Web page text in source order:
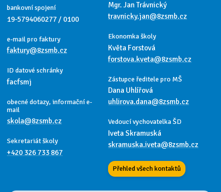
bankovní spojení
19-5794060277 / 0100
e-mail pro faktury
faktury@8zsmb.cz
ID datové schránky
facfsmj
obecné dotazy, informační e-
mail
skola@8zsmb.cz
Sekretariát školy
+420 326 733 867
Mgr. Jan Trávnický
travnicky.jan@8zsmb.cz
Ekonomka školy
Květa Forstová
forstova.kveta@8zsmb.cz
Zástupce ředitele pro MŠ
Dana Uhlířová
uhlirova.dana@8zsmb.cz
Vedoucí vychovatelka ŠD
Iveta Skramuská
skramuska.iveta@8zsmb.cz
Přehled všech kontaktů